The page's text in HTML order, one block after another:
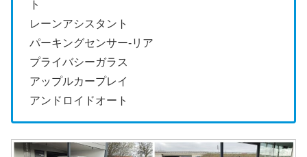
ト
レーンアシスタント
パーキングセンサー-リア
プライバシーガラス
アップルカープレイ
アンドロイドオート